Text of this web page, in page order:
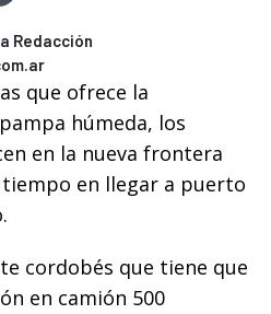
Redacción
que ofrece la
húmeda, los
en la nueva frontera
en llegar a puerto
cordobés que tiene que
en camión 500